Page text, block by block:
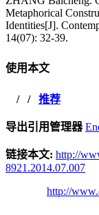
Metaphorical
Identities[J].
14(07): 32-39.
使用本文
/ / 推荐
导出引用管理器
链接本文: http://
8921.2014.07.007
http://